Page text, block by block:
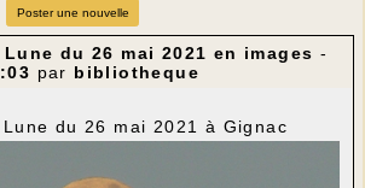
Poster une nouvelle
du 26 mai 2021 en images -
par bibliotheque
du 26 mai 2021 à Gignac